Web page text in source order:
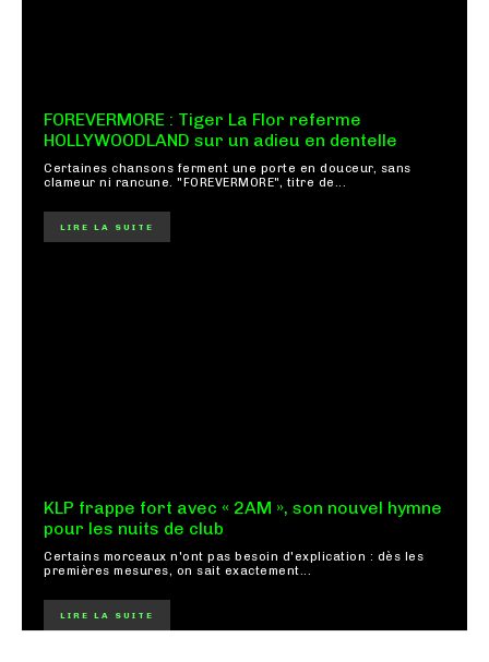
FOREVERMORE : Tiger La Flor referme
HOLLYWOODLAND sur un adieu en dentelle
Certaines chansons ferment une porte en douceur, sans
clameur ni rancune. "FOREVERMORE", titre de...
LIRE LA SUITE
KLP frappe fort avec « 2AM », son nouvel hymne
pour les nuits de club
Certains morceaux n'ont pas besoin d'explication : dès les
premières mesures, on sait exactement...
LIRE LA SUITE